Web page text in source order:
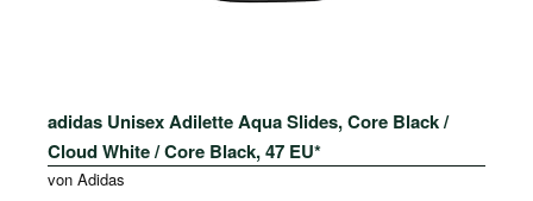
adidas Unisex Adilette Aqua Slides, Core Black /
Cloud White / Core Black, 47 EU*
von Adidas